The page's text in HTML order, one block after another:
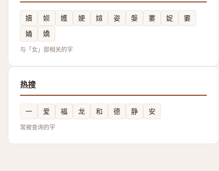
嬻 㛣 嬳 㛐 媗 姿 媻 婁 娖
嫑
㛚
嬌
与「女」部相关的字
热搜
一 爱 福 龙 和 德 静 安
常被查询的字